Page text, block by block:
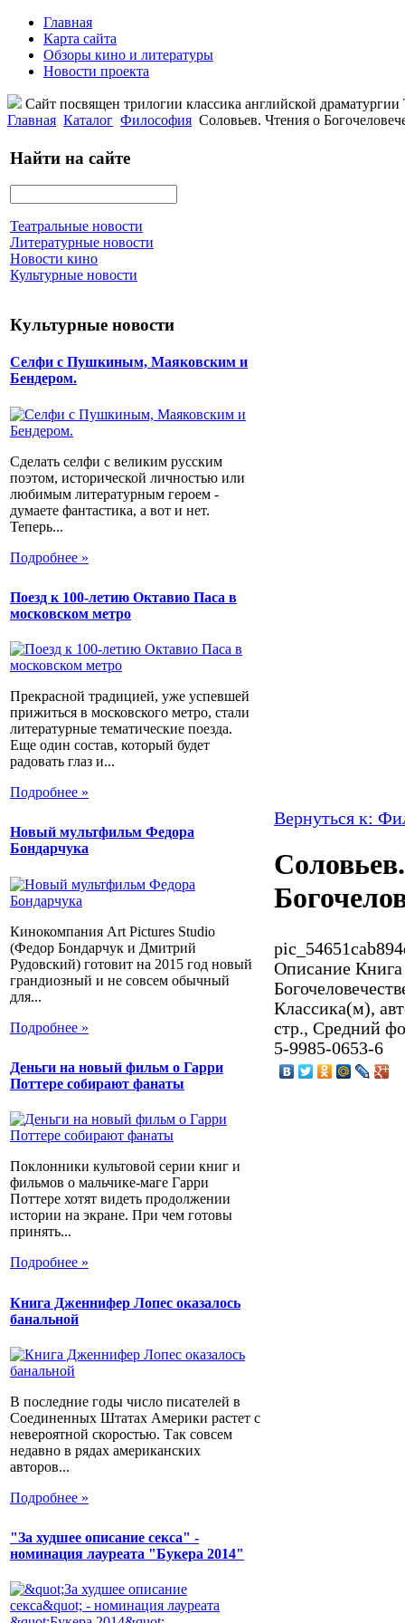
Главная
Карта сайта
Обзоры кино и литературы
Новости проекта
Сайт посвящен трилогии классика английской
Главная Каталог Философия Соловьев. Чтения о
Найти на сайте
Театральные новости
Литературные новости
Новости кино
Культурные новости
Культурные новости
Селфи с Пушкиным, Маяковским и
Бендером.
Сделать селфи с великим русским
поэтом, исторической личностью или
любимым литературным героем -
думаете фантастика, а вот и нет.
Теперь...
Подробнее »
Поезд к 100-летию Октавио Паса в
московском метро
Прекрасной традицией, уже успевшей
прижиться в московского метро, стали
литературные тематические поезда.
Еще один состав, который будет
радовать глаз и...
Подробнее »
Новый мультфильм Федора
Бондарчука
Кинокомпания Art Pictures Studio
(Федор Бондарчук и Дмитрий
Рудовский) готовит на 2015 год новый
грандиозный и не совсем обычный
для...
Подробнее »
Деньги на новый фильм о Гарри
Поттере собирают фанаты
Поклонники культовой серии книг и
фильмов о мальчике-маге Гарри
Поттере хотят видеть продолжении
истории на экране. При чем готовы
принять...
Подробнее »
Книга Дженнифер Лопес оказалось
банальной
В последние годы число писателей в
Соединенных Штатах Америки растет с
невероятной скоростью. Так совсем
недавно в рядах американских
авторов...
Подробнее »
"За худшее описание секса" -
номинация лауреата "Букера 2014"
Вернуться к:
Описание
Классика(м),
стр., Средний
5-9985-0653-6